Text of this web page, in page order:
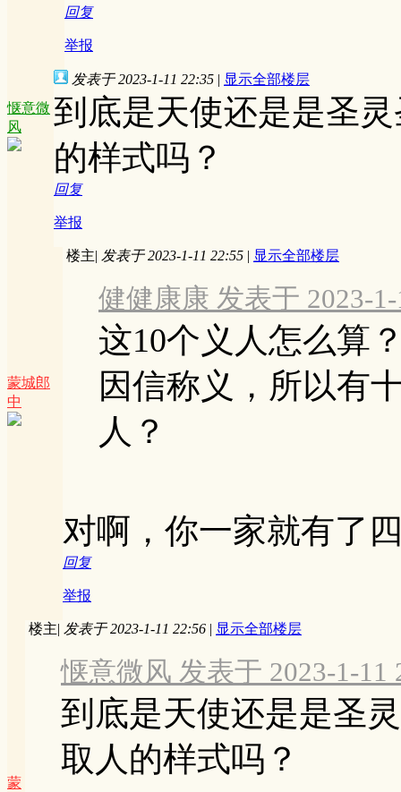
回复
举报
惬意微
风
发表于 2023-1-11 22:35 | 显示全部楼层
到底是天使还是是圣
的样式吗？
回复
举报
蒙城郎
中
楼主| 发表于 2023-1-11 22:55 | 显示全部楼层
健健康康 发表于 2023-
这10个义人怎么算
因信称义，所以有
人？
对啊，你一家就有了
回复
举报
蒙
楼主| 发表于 2023-1-11 22:56 | 显示全部楼层
惬意微风 发表于 2023-1-11
到底是天使还是是圣
取人的样式吗？